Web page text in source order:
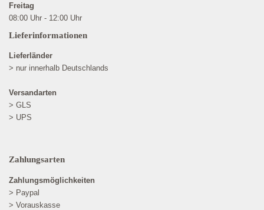
Freitag
08:00 Uhr - 12:00 Uhr
Lieferinformationen
Lieferländer
> nur innerhalb Deutschlands
Versandarten
> GLS
> UPS
Zahlungsarten
Zahlungsmöglichkeiten
> Paypal
> Vorauskasse